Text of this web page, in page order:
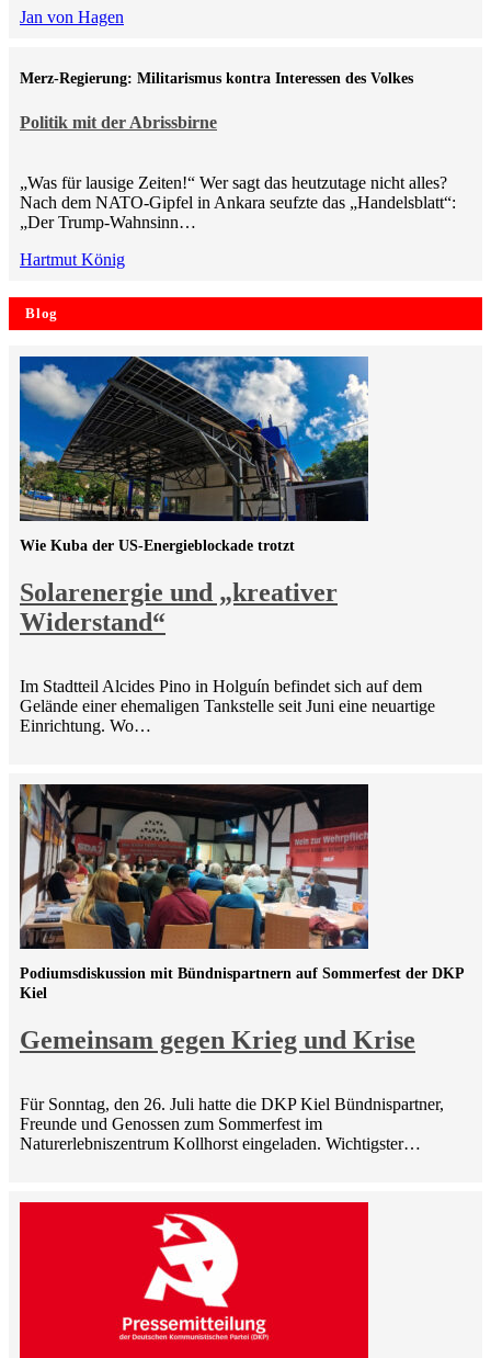
Jan von Hagen
Politik mit der Abrissbirne
Merz-Regierung: Militarismus kontra Inte­ressen des Volkes
„Was für lausige Zeiten!“ Wer sagt das heutzutage nicht alles?
Nach dem NATO-Gipfel in Ankara seufzte das „Handelsblatt“:
„Der Trump-Wahnsinn…
Hartmut König
Blog
Solarenergie und „kreativer
Widerstand“
Wie Kuba der US-Energieblockade trotzt
Im Stadtteil Alcides Pino in Holguín befindet sich auf dem
Gelände einer ehemaligen Tankstelle seit Juni eine neuartige
Einrichtung. Wo…
Gemeinsam gegen Krieg und Krise
Podiumsdiskussion mit Bündnispartnern auf Sommerfest der DKP
Kiel
Für Sonntag, den 26. Juli hatte die DKP Kiel Bündnispartner,
Freunde und Genossen zum Sommerfest im
Naturerlebniszentrum Kollhorst eingeladen. Wichtigster…